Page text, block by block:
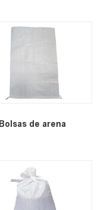
Bolsas de arena